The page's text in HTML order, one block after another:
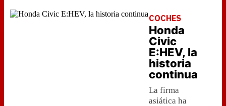
COCHES
Honda
Civic
E:HEV, la
historia
continua
La firma
asiática ha